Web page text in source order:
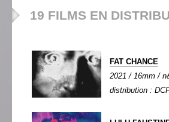
19 FILMS EN
FAT CHANCE
2021 / 16mm /
distribution :